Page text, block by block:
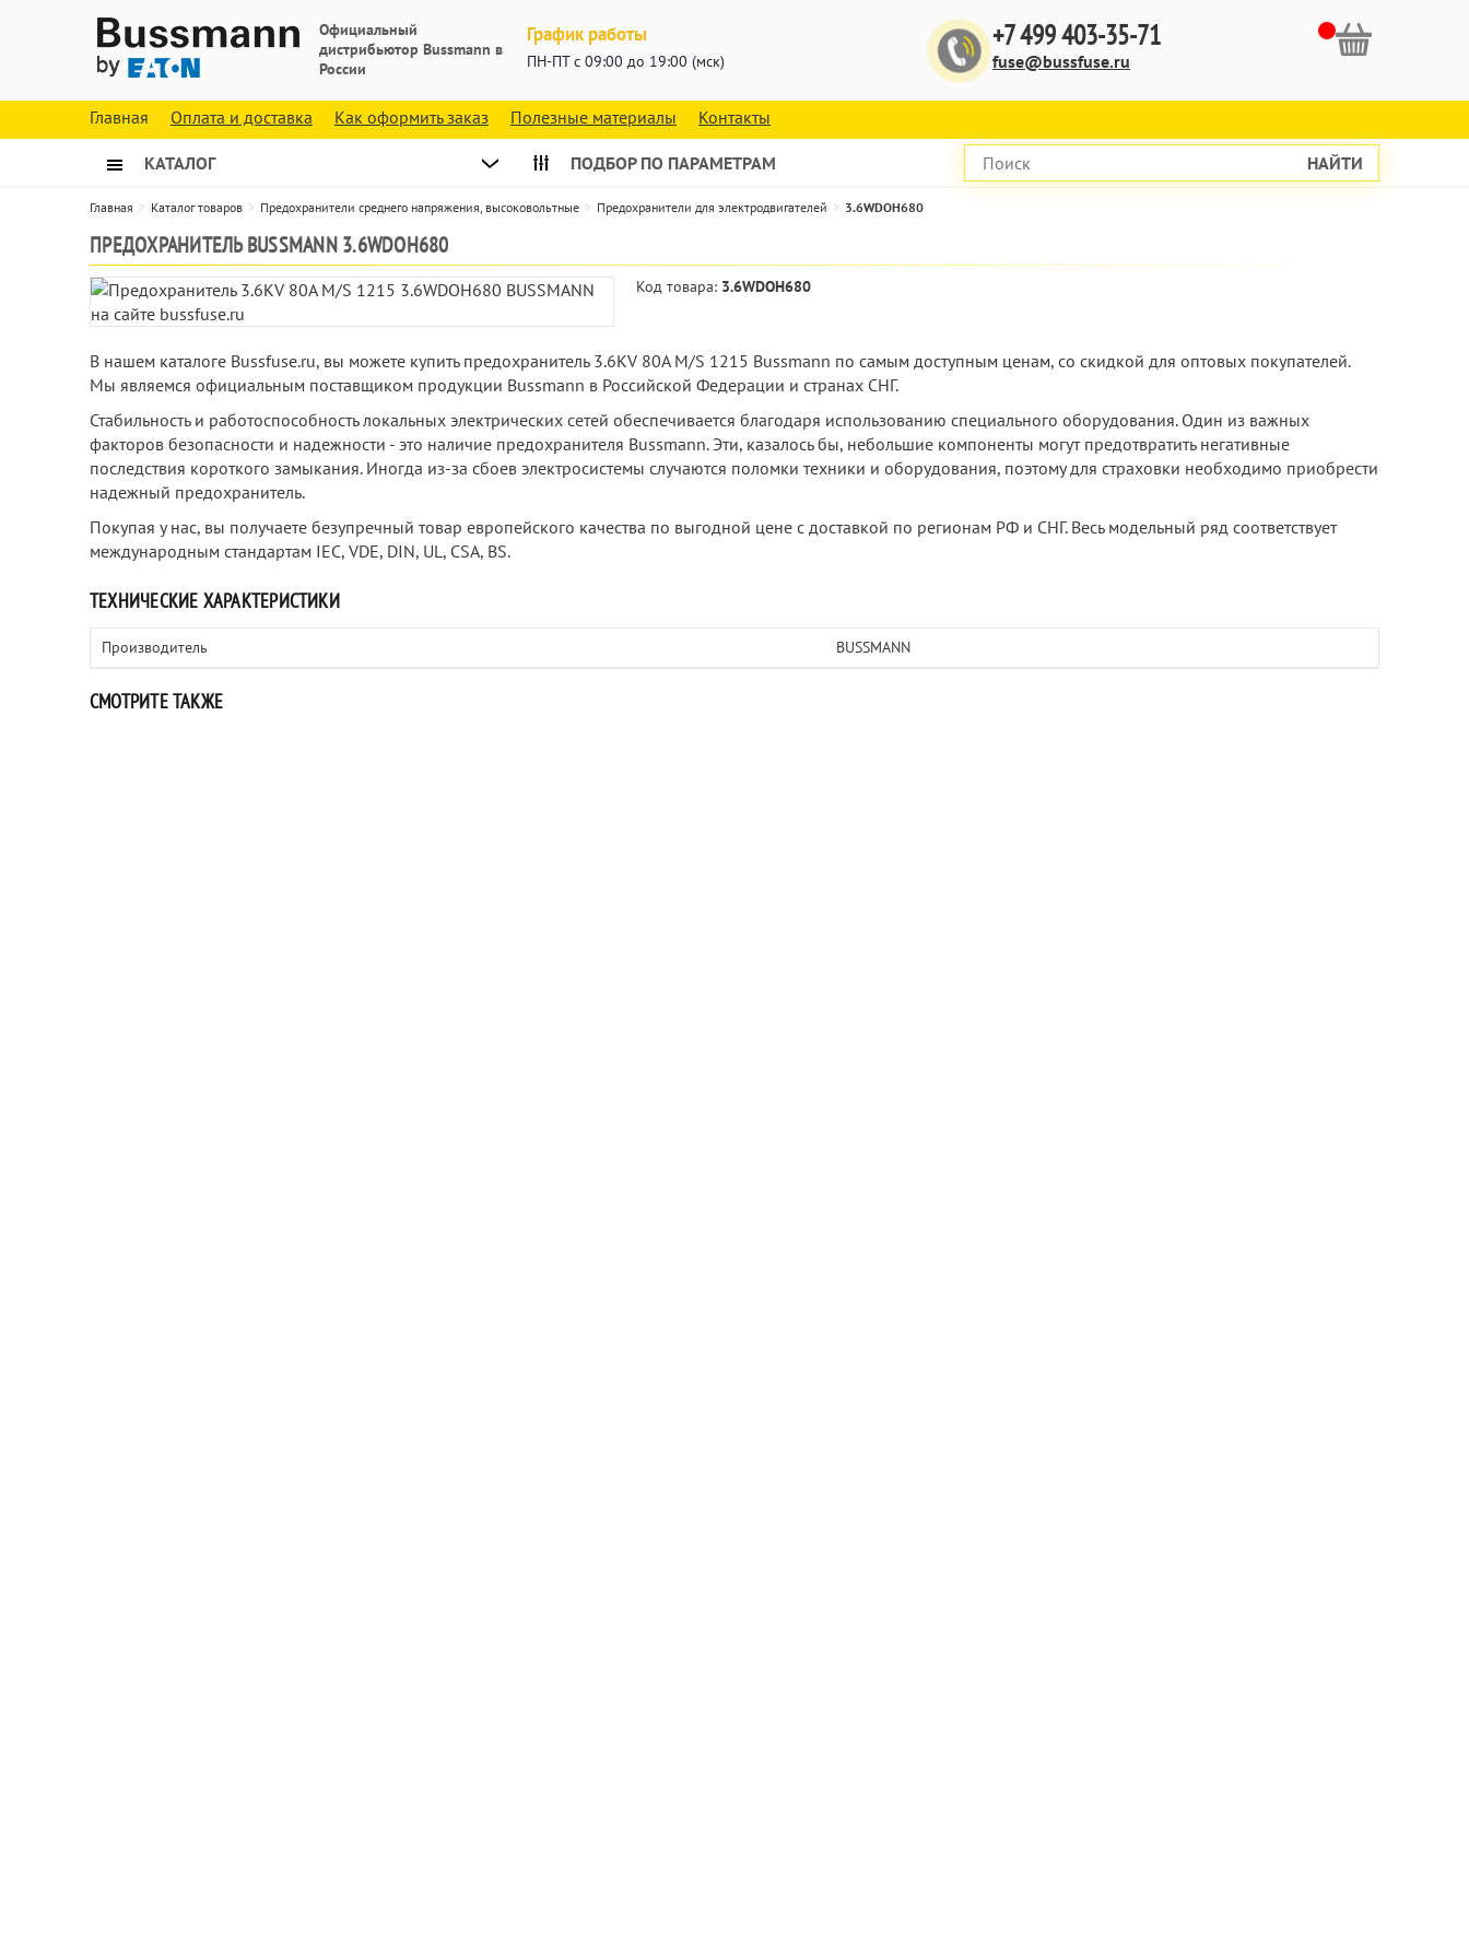
Официальный
дистрибьютор Bussmann в
России
График работы
ПН-ПТ с 09:00 до 19:00 (мск)
+7 499 403-35-71
fuse@bussfuse.ru
Главная Оплата и доставка Как оформить заказ Полезные материалы Контакты
КАТАЛОГ ПОДБОР ПО ПАРАМЕТРАМ НАЙТИ
Главная Каталог товаров Предохранители среднего напряжения, высоковольтные Предохранители для электродвигателей 3.6WDOH680
ПРЕДОХРАНИТЕЛЬ BUSSMANN 3.6WDOH680
Код товара: 3.6WDOH680
В нашем каталоге Bussfuse.ru, вы можете купить предохранитель 3.6KV 80A M/S 1215 Bussmann по самым доступным ценам, со скидкой для оптовых покупателей.
Мы являемся официальным поставщиком продукции Bussmann в Российской Федерации и странах СНГ.
Стабильность и работоспособность локальных электрических сетей обеспечивается благодаря использованию специального оборудования. Один из важных
факторов безопасности и надежности - это наличие предохранителя Bussmann. Эти, казалось бы, небольшие компоненты могут предотвратить негативные
последствия короткого замыкания. Иногда из-за сбоев электросистемы случаются поломки техники и оборудования, поэтому для страховки необходимо приобрести
надежный предохранитель.
Покупая у нас, вы получаете безупречный товар европейского качества по выгодной цене с доставкой по регионам РФ и СНГ. Весь модельный ряд соответствует
международным стандартам IEC, VDE, DIN, UL, CSA, BS.
ТЕХНИЧЕСКИЕ ХАРАКТЕРИСТИКИ
Производитель BUSSMANN
СМОТРИТЕ ТАКЖЕ